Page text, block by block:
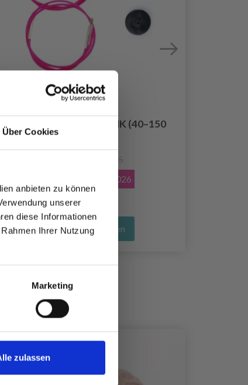
Über Cookies
anbieten zu können
unserer
diese Informationen
Ihrer Nutzung
Marketing
zulassen
LYKKE KABEL SWIVEL PINK (40–150
EUR 4.55
31/08/2026
Alle Optionen ansehen